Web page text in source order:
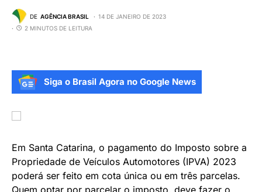
DE AGÊNCIA BRASIL
14 DE JANEIRO DE 2023
2 MINUTOS DE LEITURA
Siga o Brasil Agora no Google News
Em Santa Catarina, o pagamento do Imposto sobre a
Propriedade de Veículos Automotores (IPVA) 2023
poderá ser feito em cota única ou em três parcelas.